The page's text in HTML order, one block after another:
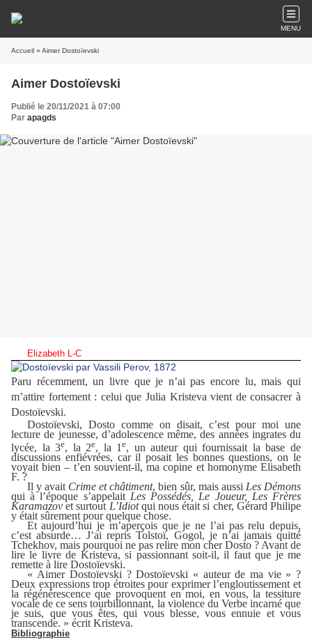
MENU
Accueil » Aimer Dostoïevski
Aimer Dostoïevski
Publié le 20/11/2021 à 07:00
Par apagds
Elizabeth L-C
Paru récemment, un livre que je n’ai pas encore lu, mais qui
m’attire fortement : celui que Julia Kristeva vient de consacrer à
Dostoïevski.
Dostoïevski, Dosto comme on disait, c’est pour moi une
lecture de jeunesse, d’adolescence même, des années ingrates du
lycée, la 3e, la 2e, la 1e, un auteur qui fournissait la base de
discussions enfiévrées, car il posait les bonnes questions, on le
voyait bien – t’en souvient-il, ma copine et homonyme Elisabeth
F. ?
Il y avait Crime et châtiment, bien sûr, mais aussi Les Démons
qui à l’époque s’appelait Les Possédés, Le Joueur, Les Frères
Karamazovet surtout L’Idiotqui nous était si cher, Gérard Philipe
y était sûrement pour quelque chose.
Et aujourd’hui je m’aperçois que je ne l’ai pas relu depuis,
c’est absurde… J’ai repris Tolstoï, Gogol, je n’ai jamais quitté
Tchekhov, mais pourquoi ne pas relire mon cher Dosto ? Avant de
lire le livre de Kristeva, si passionnant soit-il, il faut que je me
remette à lire Dostoïevski.
« Aimer Dostoïevski ? Dostoïevski « auteur de ma vie » ?
Deux expressions trop étroites pour exprimer l’engloutissement et
la régénérescence que provoquent en moi, en vous, la tessiture
vocale de ce sens tourbillonnant, la violence du Verbe incarné que
je suis, que vous êtes, qui vous blesse, vous ennuie et vous
transcende. » écrit Kristeva.
Bibliographie